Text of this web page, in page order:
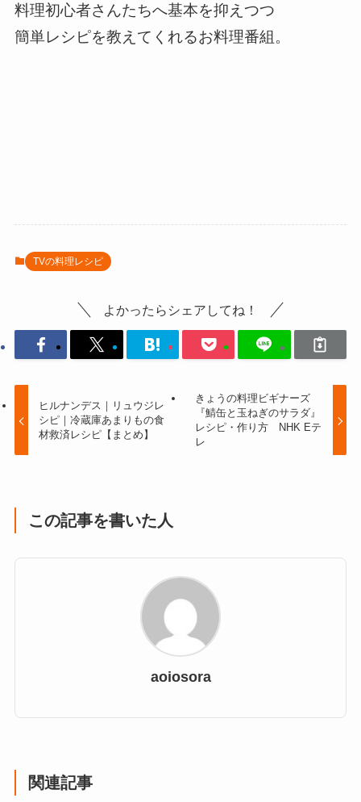
料理初心者さんたちへ基本を抑えつつ
簡単レシピを教えてくれるお料理番組。
TVの料理レシピ
よかったらシェアしてね！
ヒルナンデス｜リュウジレ
シピ｜冷蔵庫あまりもの食
材救済レシピ【まとめ】
きょうの料理ビギナーズ
『鯖缶と玉ねぎのサラダ』
レシピ・作り方 NHK Eテ
レ
この記事を書いた人
aoiosora
関連記事